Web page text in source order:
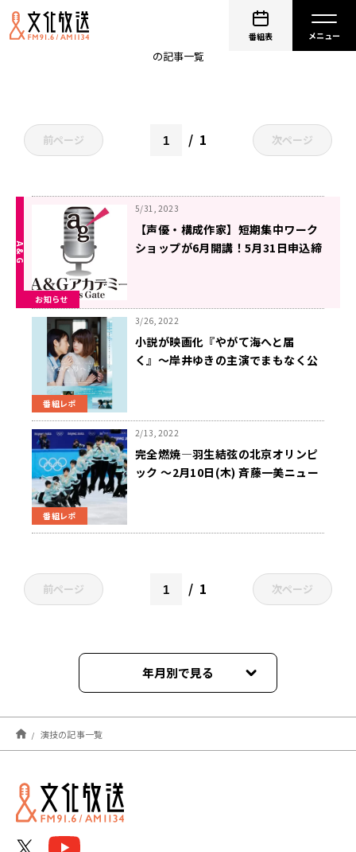
番組表
の記事一覧
前ページ 1 次ページ
お知らせ
5/31, 2023
【声優・構成作家】短期集中ワーク
ショップが6月開講！5月31日申込締
番組レポ
3/26, 2022
小説が映画化『やがて海へと届
く』〜岸井ゆきの主演でまもなく公
番組レポ
2/13, 2022
完全燃焼―羽生結弦の北京オリンピ
ック ～2月10日(木) 斉藤一美ニュー
前ページ 1 次ページ
年月別で見る
2023年05月
2022年03月
2022年02月
演技の記事一覧